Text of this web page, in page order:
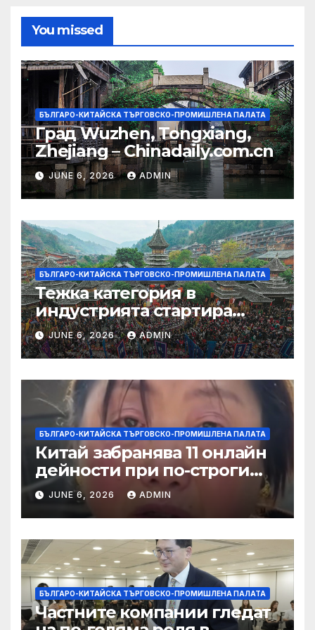
You missed
БЪЛГАРО-КИТАЙСКА ТЪРГОВСКО-ПРОМИШЛЕНА ПАЛАТА
Град Wuzhen, Tongxiang,
Zhejiang – Chinadaily.com.cn
JUNE 6, 2026 ADMIN
БЪЛГАРО-КИТАЙСКА ТЪРГОВСКО-ПРОМИШЛЕНА ПАЛАТА
Тежка категория в
индустрията стартира
алианс за космическа
слънчева енергия
JUNE 6, 2026 ADMIN
БЪЛГАРО-КИТАЙСКА ТЪРГОВСКО-ПРОМИШЛЕНА ПАЛАТА
Китай забранява 11 онлайн
дейности при по-строги
правила за ограничаване на
слуховете и
кибернасилниците
JUNE 6, 2026 ADMIN
БЪЛГАРО-КИТАЙСКА ТЪРГОВСКО-ПРОМИШЛЕНА ПАЛАТА
Частните компании гледат